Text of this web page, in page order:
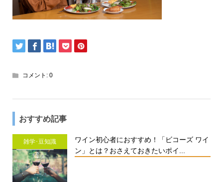
コメント: 0
おすすめ記事
雑学･豆知識
ワイン初心者におすすめ！「ビコーズ ワイ
ン」とは？おさえておきたいポイ...